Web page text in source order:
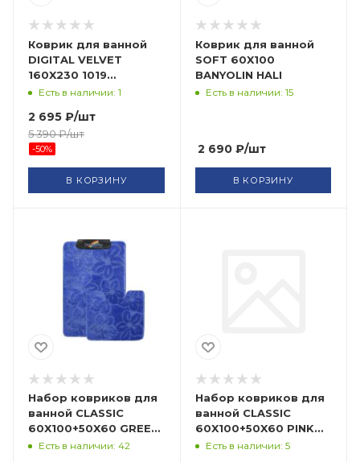
Коврик для ванной
DIGITAL VELVET
160X230 1019
BANYOLIN HALI
Есть в наличии: 1
2 695 ₽/шт
5 390₽/шт
-50%
В КОРЗИНУ
Коврик для ванной
SOFT 60X100
BANYOLIN HALI
Есть в наличии: 15
2 690₽/шт
В КОРЗИНУ
Набор ковриков для
ванной CLASSIC
60X100+50X60 GREEN
BANYOLIN HALI
Есть в наличии: 42
Набор ковриков для
ванной CLASSIC
60X100+50X60 PINK
BANYOLIN HALI
Есть в наличии: 5